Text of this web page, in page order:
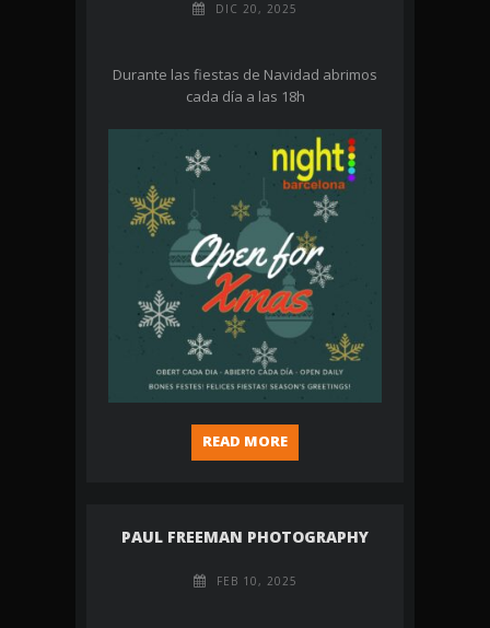
DIC 20, 2025
Durante las fiestas de Navidad abrimos
cada día a las 18h
READ MORE
PAUL FREEMAN PHOTOGRAPHY
FEB 10, 2025